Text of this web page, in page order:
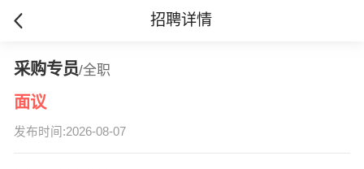
招聘详情
采购专员/全职
面议
发布时间:2026-08-07